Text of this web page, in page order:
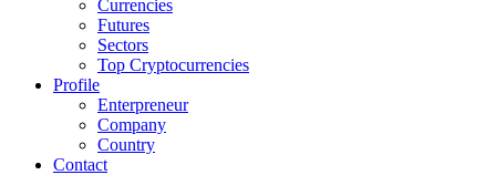
Currencies
Futures
Sectors
Top Cryptocurrencies
Profile
Enterpreneur
Company
Country
Contact